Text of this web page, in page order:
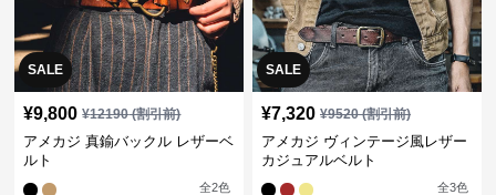
SALE
¥9,800 ¥12190(割引前)
アメカジ 真鍮バックル レザーベ
ルト
全2色
SALE
¥7,320 ¥9520(割引前)
アメカジ ヴィンテージ風レザー
カジュアルベルト
全3色